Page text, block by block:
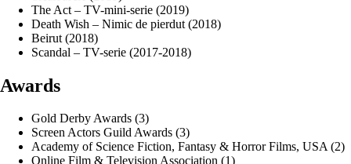
The Act – TV-mini-serie (2019)
Death Wish – Nimic de pierdut (2018)
Beirut (2018)
Scandal – TV-serie (2017-2018)
Awards
Gold Derby Awards (3)
Screen Actors Guild Awards (3)
Academy of Science Fiction, Fantasy & Horror Films, USA (2)
Online Film & Television Association (1)